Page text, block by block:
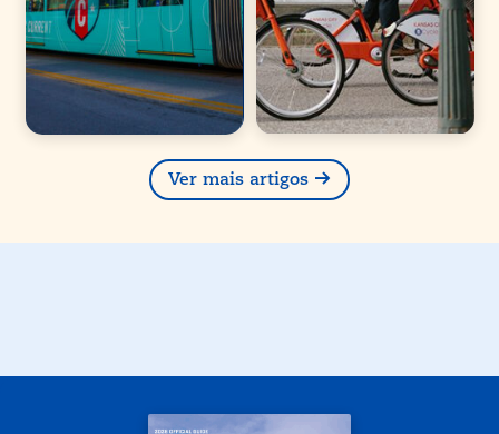
Ver mais artigos